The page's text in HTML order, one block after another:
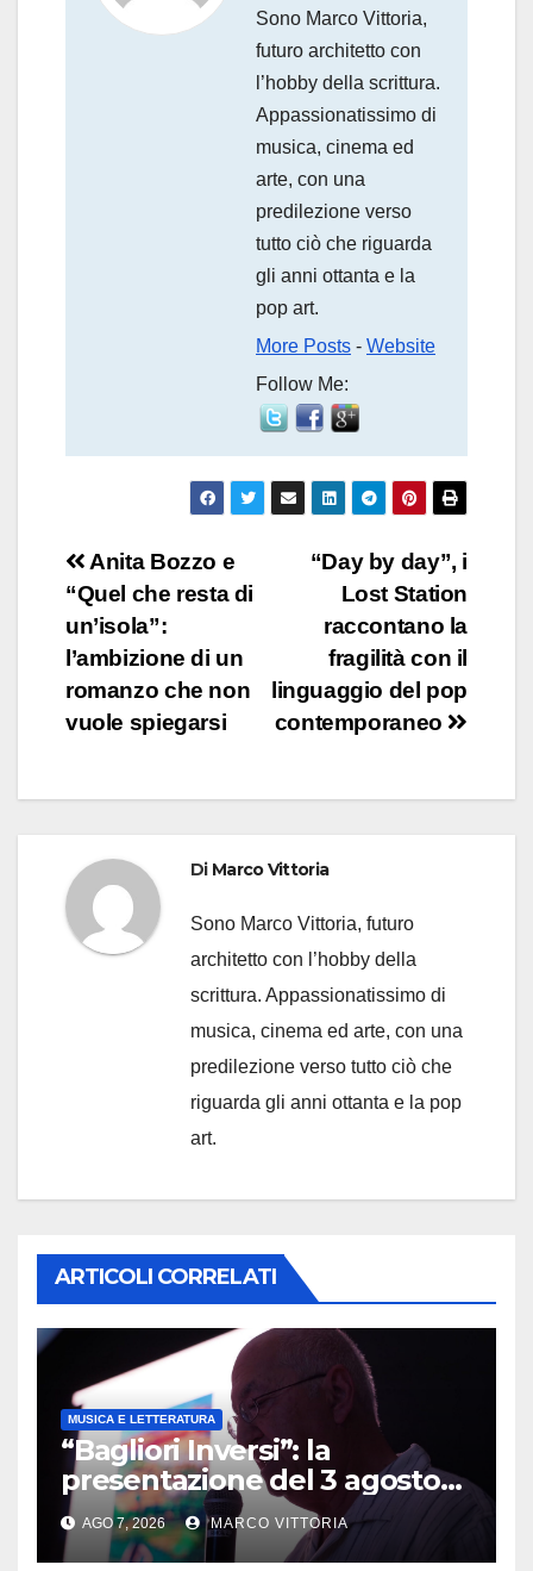
Sono Marco Vittoria,
futuro architetto con
l’hobby della scrittura.
Appassionatissimo di
musica, cinema ed
arte, con una
predilezione verso
tutto ciò che riguarda
gli anni ottanta e la
pop art.
More Posts - Website
Follow Me:
Navigazione
articoli
“Day by day”, i
Lost Station
raccontano la
fragilità con il
linguaggio del pop
contemporaneo
Anita Bozzo e
“Quel che resta di
un’isola”:
l’ambizione di un
romanzo che non
vuole spiegarsi
Di Marco Vittoria
Sono Marco Vittoria, futuro
architetto con l’hobby della
scrittura. Appassionatissimo di
musica, cinema ed arte, con una
predilezione verso tutto ciò che
riguarda gli anni ottanta e la pop
art.
ARTICOLI CORRELATI
MUSICA E LETTERATURA
“Bagliori Inversi”: la
presentazione del 3 agosto
2026 a Pietragalla
AGO 7, 2026 MARCO VITTORIA